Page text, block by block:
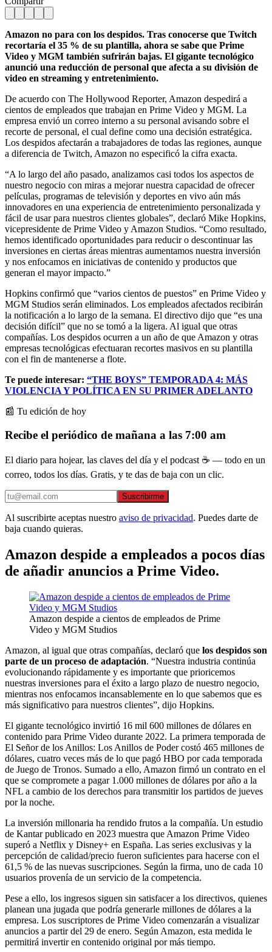
Amazon no para con los despidos. Tras conocerse que Twitch
recortaría el 35 % de su plantilla, ahora se sabe que Prime
Video y MGM también sufrirán bajas. El gigante tecnológico
anunció una reducción de personal que afecta a su división de
video en streaming y entretenimiento.
De acuerdo con The Hollywood Reporter, Amazon despedirá a
cientos de empleados que trabajan en Prime Video y MGM. La
empresa envió un correo interno a su personal avisando sobre el
recorte de personal, el cual define como una decisión estratégica.
Los despidos afectarán a trabajadores de todas las regiones, aunque
a diferencia de Twitch, Amazon no especificó la cifra exacta.
“A lo largo del año pasado, analizamos casi todos los aspectos de
nuestro negocio con miras a mejorar nuestra capacidad de ofrecer
películas, programas de televisión y deportes en vivo aún más
innovadores en una experiencia de entretenimiento personalizada y
fácil de usar para nuestros clientes globales”, declaró Mike Hopkins,
vicepresidente de Prime Video y Amazon Studios. “Como resultado,
hemos identificado oportunidades para reducir o descontinuar las
inversiones en ciertas áreas mientras aumentamos nuestra inversión
y nos enfocamos en iniciativas de contenido y productos que
generan el mayor impacto.”
Hopkins confirmó que “varios cientos de puestos” en Prime Video y
MGM Studios serán eliminados. Los empleados afectados recibirán
la notificación a lo largo de la semana. El directivo dijo que “es una
decisión difícil” que no se tomó a la ligera. Al igual que otras
compañías. Los despidos ocurren a un año de que Amazon y otras
empresas tecnológicas efectuaran recortes masivos en su plantilla
con el fin de mantenerse a flote.
Te puede interesar: “THE BOYS” TEMPORADA 4: MÁS
VIOLENCIA Y POLÍTICA EN SU PRIMER ADELANTO
📰 Tu edición de hoy
Recibe el periódico de mañana a las 7:00 am
El diario para hojear, las claves del día y el podcast ☕ — todo en un
correo, todos los días. Gratis, y te das de baja con un clic.
Suscribirme
Al suscribirte aceptas nuestro aviso de privacidad. Puedes darte de
baja cuando quieras.
Amazon despide a empleados a pocos días
de añadir anuncios a Prime Video.
Amazon despide a cientos de empleados de Prime
Video y MGM Studios
Amazon, al igual que otras compañías, declaró que los despidos son
parte de un proceso de adaptación. “Nuestra industria continúa
evolucionando rápidamente y es importante que prioricemos
nuestras inversiones para el éxito a largo plazo de nuestro negocio,
mientras nos enfocamos incansablemente en lo que sabemos que es
más significativo para nuestros clientes”, dijo Hopkins.
El gigante tecnológico invirtió 16 mil 600 millones de dólares en
contenido para Prime Video durante 2022. La primera temporada de
El Señor de los Anillos: Los Anillos de Poder costó 465 millones de
dólares, cuatro veces más de lo que pagó HBO por cada temporada
de Juego de Tronos. Sumado a ello, Amazon firmó un contrato en el
que se compromete a pagar 1.000 millones de dólares por año a la
NFL a cambio de los derechos para transmitir los partidos de jueves
por la noche.
La inversión millonaria ha rendido frutos a la compañía. Un estudio
de Kantar publicado en 2023 muestra que Amazon Prime Video
superó a Netflix y Disney+ en España. Las series exclusivas y la
percepción de calidad/precio fueron suficientes para hacerse con el
61,5 % de las nuevas suscripciones. Según la firma, uno de cada 10
usuarios provenía de un servicio de la competencia.
Pese a ello, los ingresos siguen sin satisfacer a los directivos, quienes
planean una jugada que podría generarle millones de dólares a la
empresa. Los suscriptores de Prime Video comenzarán a visualizar
anuncios a partir del 29 de enero. Según Amazon, esta medida le
permitirá invertir en contenido original por más tiempo.